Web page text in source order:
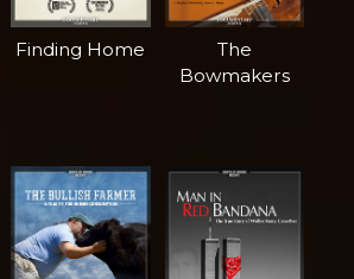
Finding Home
The
Bowmakers